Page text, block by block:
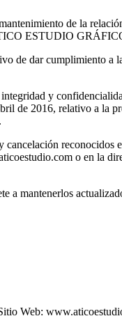
de la
ESTUDIO
de dar cumplimiento a
y
de 2016, relativo a la
reconocidos
o en la
a mantenerlos
Web: